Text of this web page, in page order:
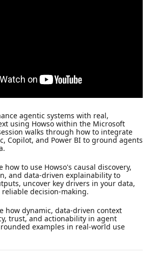
agentic systems with real,
using Howso within the Microsoft
walks through how to integrate
Copilot, and Power BI to ground agents
how to use Howso's causal discovery,
and data-driven explainability to
uncover key drivers in your data,
decision-making.
how dynamic, data-driven context
trust, and actionability in agent
examples in real-world use